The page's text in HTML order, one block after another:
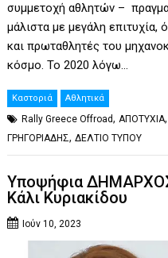
συμμετοχή αθλητών –
μάλιστα με μεγάλη επιτυχία,
και πρωταθλητές του
κόσμο. Το 2020 λόγω…
Καστοριά Αθλητικά
Rally Greece Offroad,ΑΠΟΤΥΧΙΑ
ΓΡΗΓΟΡΙΑΔΗΣ,ΔΕΛΤΙΟ ΤΥΠΟΥ
Υποψήφια
Κάλι Κυριακίδου
Ιούν 10, 2023